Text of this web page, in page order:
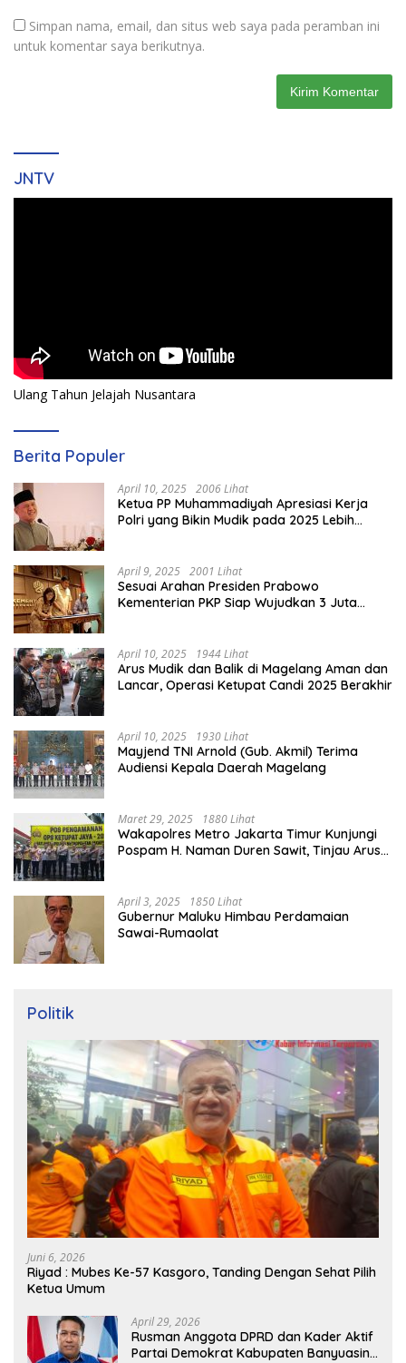
Simpan nama, email, dan situs web saya pada peramban ini
untuk komentar saya berikutnya.
JNTV
Ulang Tahun Jelajah Nusantara
Berita Populer
April 10, 2025 2006 Lihat
Ketua PP Muhammadiyah Apresiasi Kerja
Polri yang Bikin Mudik pada 2025 Lebih
April 9, 2025 2001 Lihat
Sesuai Arahan Presiden Prabowo
Kementerian PKP Siap Wujudkan 3 Juta
April 10, 2025 1944 Lihat
Arus Mudik dan Balik di Magelang Aman dan
Lancar, Operasi Ketupat Candi 2025 Berakhir
April 10, 2025 1930 Lihat
Mayjend TNI Arnold (Gub. Akmil) Terima
Audiensi Kepala Daerah Magelang
Maret 29, 2025 1880 Lihat
Wakapolres Metro Jakarta Timur Kunjungi
Pospam H. Naman Duren Sawit, Tinjau Arus
April 3, 2025 1850 Lihat
Gubernur Maluku Himbau Perdamaian
Sawai-Rumaolat
Politik
Juni 6, 2026
Riyad : Mubes Ke-57 Kasgoro, Tanding Dengan Sehat Pilih
Ketua Umum
April 29, 2026
Rusman Anggota DPRD dan Kader Aktif
Partai Demokrat Kabupaten Banyuasin